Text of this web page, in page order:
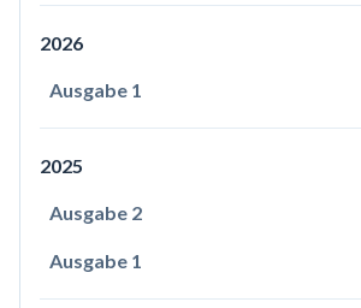
2026
Ausgabe 1
2025
Ausgabe 2
Ausgabe 1